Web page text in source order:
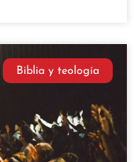
Biblia y teología